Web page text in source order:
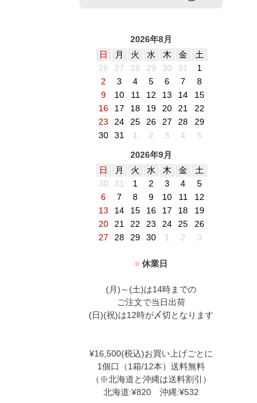
2026年8月
日
月 火 水 木 金
土
26
27 28 29 30 31
1
2
3 4 5 6 7
8
9
10 11 12 13 14
15
16
17 18 19 20 21
22
23
24 25 26 27 28
29
30
31 1 2 3 4
5
2026年9月
日
月 火 水 木 金
土
30
31 1 2 3 4
5
6
7 8 9 10 11
12
13
14 15 16 17 18
19
20
21 22 23 24 25
26
27
28 29 30 1 2 3
■ 休業日
(月)～(土)は14時までの
ご注文で当日出荷
(日)(祝)は12時が〆切となります
¥16,500(税込)お買い上げごとに
1個口（1箱/12本）送料無料
（※北海道と沖縄は送料割引）
北海道:¥820 沖縄:¥532